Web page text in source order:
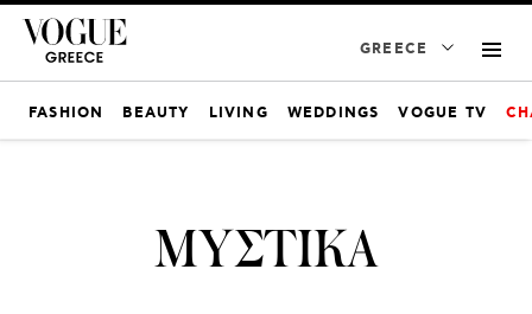
GREECE
FASHION BEAUTY LIVING WEDDINGS VOGUE TV
ΜΥΣΤΙΚΑ